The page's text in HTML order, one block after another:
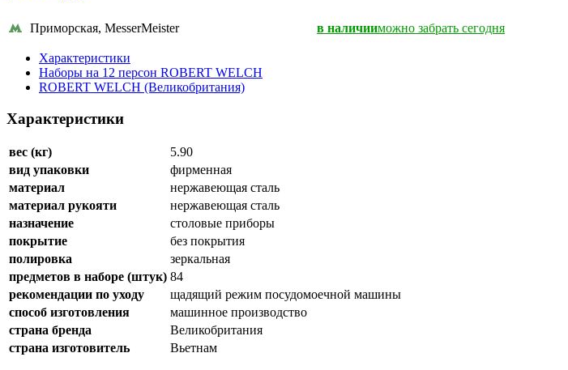
Приморская, MesserMeister в наличииможно забрать сегодня
Характеристики
Наборы на 12 персон ROBERT WELCH
ROBERT WELCH (Великобритания)
Характеристики
вес (кг)
5.90
вид упаковки
фирменная
материал
нержавеющая сталь
материал рукояти
нержавеющая сталь
назначение
столовые приборы
покрытие
без покрытия
полировка
зеркальная
предметов в наборе (штук) 84
рекомендации по уходу
щадящий режим посудомоечной машины
способ изготовления
машинное производство
страна бренда
Великобритания
страна изготовитель
Вьетнам